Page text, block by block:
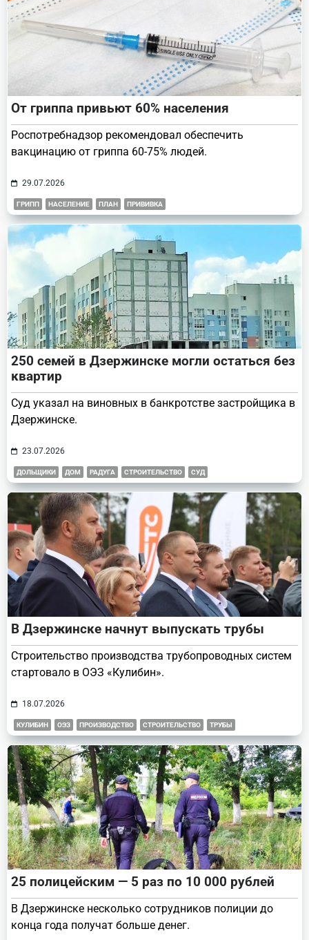
От гриппа привьют 60% населения
Роспотребнадзор рекомендовал обеспечить
вакцинацию от гриппа 60-75% людей.
29.07.2026
ГРИПП НАСЕЛЕНИЕ ПЛАН ПРИВИВКА
250 семей в Дзержинске могли остаться без
квартир
Суд указал на виновных в банкротстве застройщика в
Дзержинске.
23.07.2026
ДОЛЬЩИКИ ДОМ РАДУГА СТРОИТЕЛЬСТВО СУД
В Дзержинске начнут выпускать трубы
Строительство производства трубопроводных систем
стартовало в ОЭЗ «Кулибин».
18.07.2026
КУЛИБИН ОЭЗ ПРОИЗВОДСТВО СТРОИТЕЛЬСТВО ТРУБЫ
25 полицейским — 5 раз по 10 000 рублей
В Дзержинске несколько сотрудников полиции до
конца года получат больше денег.